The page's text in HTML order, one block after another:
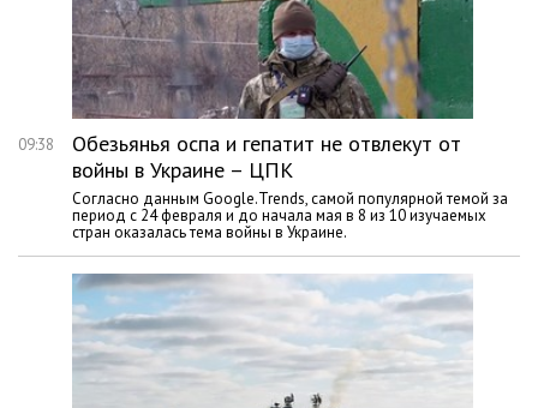
09:38
Обезьянья оспа и гепатит не отвлекут от
войны в Украине – ЦПК
Согласно данным Google.Trends, самой популярной темой за
период с 24 февраля и до начала мая в 8 из 10 изучаемых
стран оказалась тема войны в Украине.